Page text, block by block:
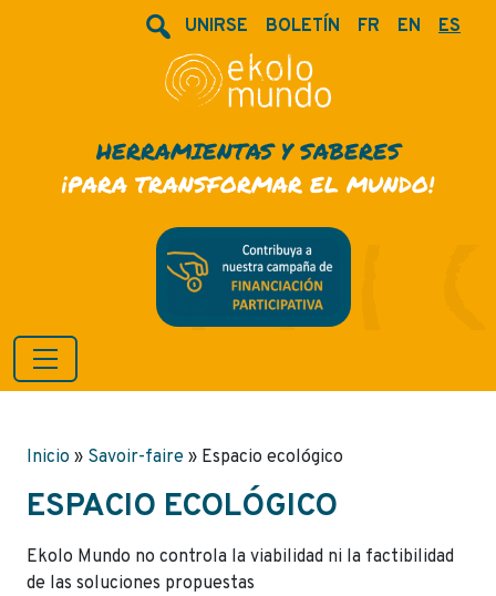
UNIRSE BOLETÍN FR EN ES
HERRAMIENTAS Y SABERES
¡PARA TRANSFORMAR EL MUNDO!
Inicio » Savoir-faire » Espacio ecológico
ESPACIO ECOLÓGICO
Ekolo Mundo no controla la viabilidad ni la factibilidad
de las soluciones propuestas